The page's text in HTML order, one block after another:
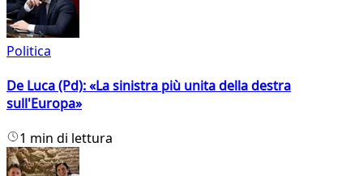
Politica
De Luca (Pd): «La sinistra più unita della destra
sull'Europa»
1 min di lettura